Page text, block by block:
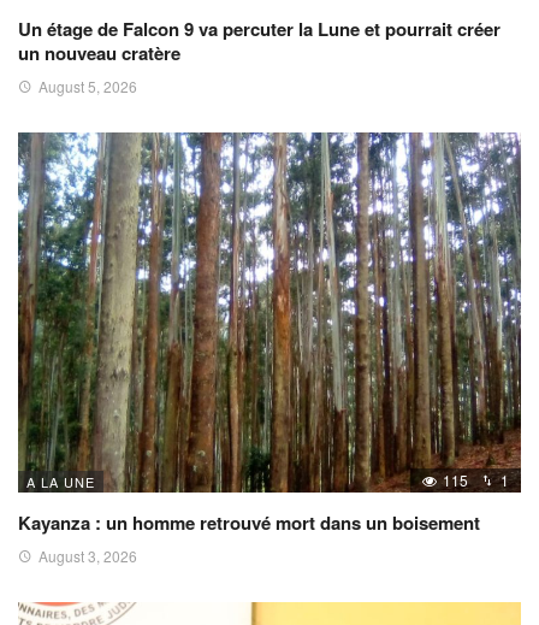
Un étage de Falcon 9 va percuter la Lune et pourrait créer
un nouveau cratère
August 5, 2026
A LA UNE 115 1
Kayanza : un homme retrouvé mort dans un boisement
August 3, 2026